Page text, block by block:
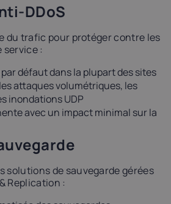
DDoS
du trafic pour protéger contre les
service :
défaut dans la plupart des sites
attaques volumétriques, les
inondations UDP
avec un impact minimal sur la
solutions de sauvegarde gérées
Replication :